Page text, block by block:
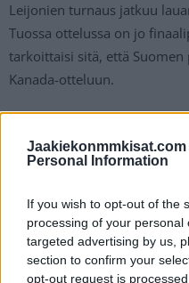
Jaakiekonmmkisat.com
Personal Information
If you wish to opt-out of the
processing of your
targeted advertising by us,
section to confirm your
opt-out request is
Leijonien turnaus jatkuu
Tuossa ottelussa on jo
tarkoittaisi sitä, että
Kanada-otteluun.
USA murskasi